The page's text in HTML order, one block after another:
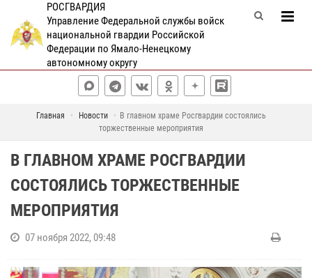
РОСГВАРДИЯ
Управление Федеральной службы войск
национальной гвардии Российской
Федерации по Ямало-Ненецкому
автономному округу
Главная Новости
В главном храме Росгвардии состоялись
торжественные мероприятия
В ГЛАВНОМ ХРАМЕ РОСГВАРДИИ
СОСТОЯЛИСЬ ТОРЖЕСТВЕННЫЕ
МЕРОПРИЯТИЯ
07 ноября 2022, 09:48